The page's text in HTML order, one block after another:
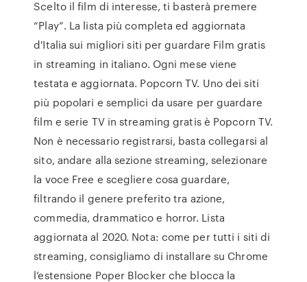
Scelto il film di interesse, ti basterà premere
“Play”. La lista più completa ed aggiornata
d'Italia sui migliori siti per guardare Film gratis
in streaming in italiano. Ogni mese viene
testata e aggiornata. Popcorn TV. Uno dei siti
più popolari e semplici da usare per guardare
film e serie TV in streaming gratis è Popcorn TV.
Non è necessario registrarsi, basta collegarsi al
sito, andare alla sezione streaming, selezionare
la voce Free e scegliere cosa guardare,
filtrando il genere preferito tra azione,
commedia, drammatico e horror. Lista
aggiornata al 2020. Nota: come per tutti i siti di
streaming, consigliamo di installare su Chrome
l’estensione Poper Blocker che blocca la